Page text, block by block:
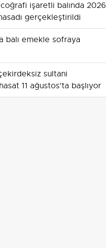
işaretli balında 2026
gerçekleştirildi
balı emekle sofraya
sultani
11 ağustos'ta başlıyor